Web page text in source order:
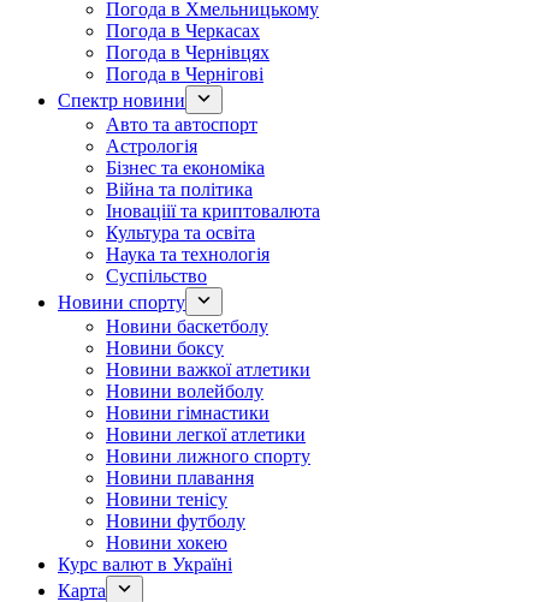
Погода в Хмельницькому
Погода в Черкасах
Погода в Чернівцях
Погода в Чернігові
Спектр новини
Авто та автоспорт
Астрологія
Бізнес та економіка
Війна та політика
Іноваціії та криптовалюта
Культура та освіта
Наука та технологія
Суспільство
Новини спорту
Новини баскетболу
Новини боксу
Новини важкої атлетики
Новини волейболу
Новини гімнастики
Новини легкої атлетики
Новини лижного спорту
Новини плавання
Новини тенісу
Новини футболу
Новини хокею
Курс валют в Україні
Карта